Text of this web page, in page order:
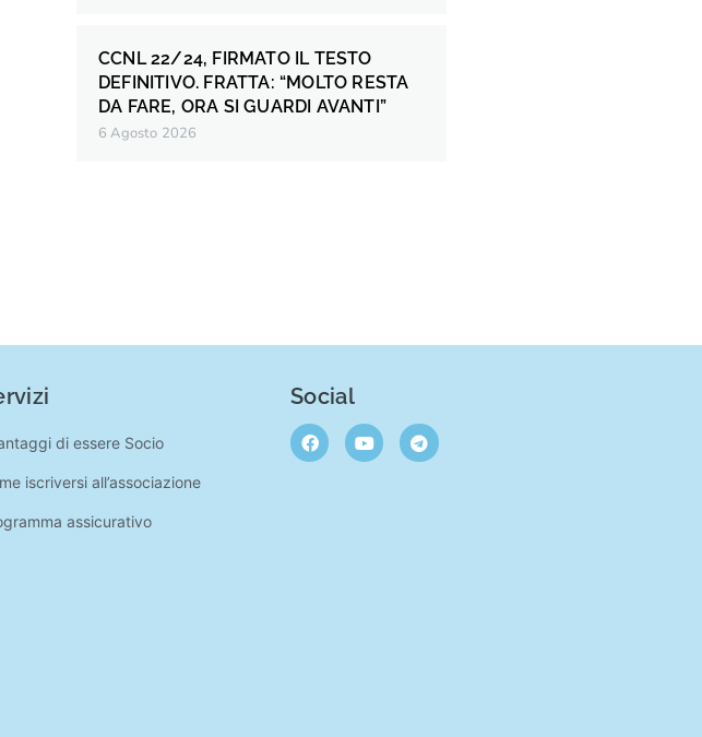
CCNL 22/24, FIRMATO IL TESTO
DEFINITIVO. FRATTA: “MOLTO RESTA
DA FARE, ORA SI GUARDI AVANTI”
6 Agosto 2026
di essere Socio
iscriversi all’associazione
assicurativo
Social